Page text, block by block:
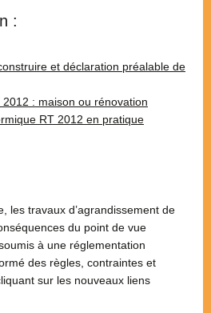
:
et déclaration préalable de
: maison ou rénovation
RT 2012 en pratique
les travaux d’agrandissement de
du point de vue
à une réglementation
des règles, contraintes et
sur les nouveaux liens